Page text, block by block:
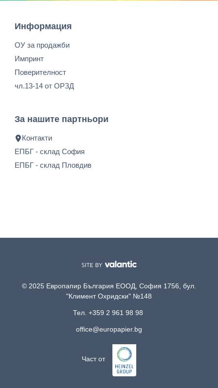
Информация
ОУ за продажби
Импринт
Поверителност
чл.13-14 от ОРЗД
За нашите партньори
Контакти
ЕПБГ - склад София
ЕПБГ - склад Пловдив
© 2025 Европапир България ЕООД, София 1756, бул.
"Климент Охридски" №148
Тел. +359 2 961 98 98
office@europapier.bg
Част от